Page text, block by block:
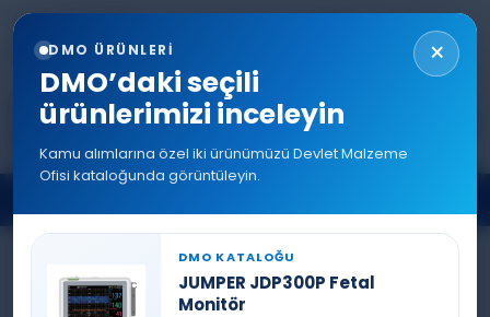
+90 544 577 5214
0216 577 5222
info@denizlermedikal.com
RU AR
×
DMO ÜRÜNLERİ
DMO’daki seçili
ürünlerimizi inceleyin
Kamu alımlarına özel iki ürünümüzü Devlet Malzeme
Ofisi kataloğunda görüntüleyin.
DMO KATALOĞU
JUMPER JDP300P Fetal
Monitör